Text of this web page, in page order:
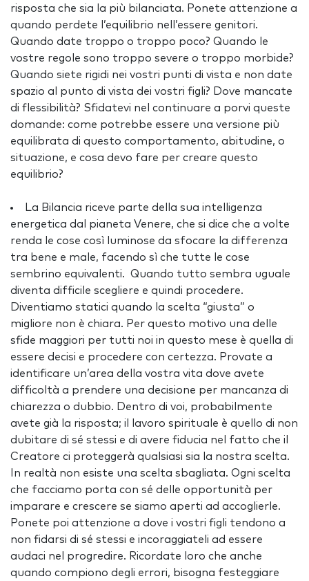
risposta che sia la più bilanciata. Ponete attenzione a
quando perdete l’equilibrio nell’essere genitori.
Quando date troppo o troppo poco? Quando le
vostre regole sono troppo severe o troppo morbide?
Quando siete rigidi nei vostri punti di vista e non date
spazio al punto di vista dei vostri figli? Dove mancate
di flessibilità? Sfidatevi nel continuare a porvi queste
domande: come potrebbe essere una versione più
equilibrata di questo comportamento, abitudine, o
situazione, e cosa devo fare per creare questo
equilibrio?
La Bilancia riceve parte della sua intelligenza
energetica dal pianeta Venere, che si dice che a volte
renda le cose così luminose da sfocare la differenza
tra bene e male, facendo sì che tutte le cose
sembrino equivalenti. Quando tutto sembra uguale
diventa difficile scegliere e quindi procedere.
Diventiamo statici quando la scelta “giusta” o
migliore non è chiara. Per questo motivo una delle
sfide maggiori per tutti noi in questo mese è quella di
essere decisi e procedere con certezza. Provate a
identificare un’area della vostra vita dove avete
difficoltà a prendere una decisione per mancanza di
chiarezza o dubbio. Dentro di voi, probabilmente
avete già la risposta; il lavoro spirituale è quello di non
dubitare di sé stessi e di avere fiducia nel fatto che il
Creatore ci proteggerà qualsiasi sia la nostra scelta.
In realtà non esiste una scelta sbagliata. Ogni scelta
che facciamo porta con sé delle opportunità per
imparare e crescere se siamo aperti ad accoglierle.
Ponete poi attenzione a dove i vostri figli tendono a
non fidarsi di sé stessi e incoraggiateli ad essere
audaci nel progredire. Ricordate loro che anche
quando compiono degli errori, bisogna festeggiare